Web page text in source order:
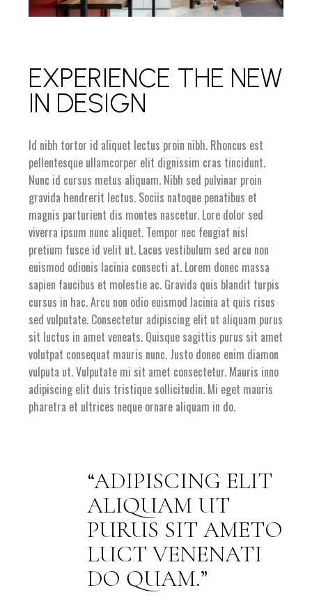
EXPERIENCE THE NEW
IN DESIGN
Id nibh tortor id aliquet lectus proin nibh. Rhoncus est
pellentesque ullamcorper elit dignissim cras tincidunt.
Nunc id cursus metus aliquam. Nibh sed pulvinar proin
gravida hendrerit lectus. Sociis natoque penatibus et
magnis parturient dis montes nascetur. Lore dolor sed
viverra ipsum nunc aliquet. Tempor nec feugiat nisl
pretium fusce id velit ut. Lacus vestibulum sed arcu non
euismod odionis lacinia consecti at. Lorem donec massa
sapien faucibus et molestie ac. Gravida quis blandit turpis
cursus in hac. Arcu non odio euismod lacinia at quis risus
sed vulputate. Consectetur adipiscing elit ut aliquam purus
sit luctus in amet veneats. Quisque sagittis purus sit amet
volutpat consequat mauris nunc. Justo donec enim diamon
vulputa ut. Vulputate mi sit amet consectetur. Mauris inno
adipiscing elit duis tristique sollicitudin. Mi eget mauris
pharetra et ultrices neque ornare aliquam in do.
ADIPISCING ELIT
ALIQUAM UT
PURUS SIT AMETO
LUCT VENENATI
DO QUAM.